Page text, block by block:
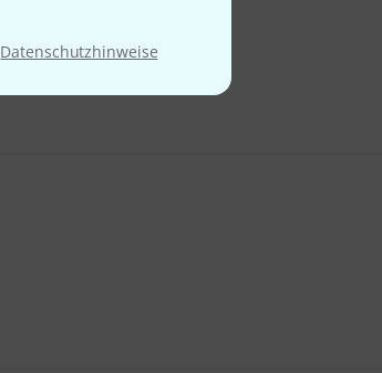
Datenschutzhinweise